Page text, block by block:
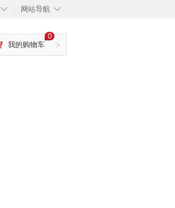
◇ ◇
网站导航
>
0
我的购物车